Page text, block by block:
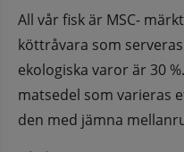
All vår fisk är MSC-
köttråvara som
ekologiska varor är 30
matsedel som varieras
den med jämna